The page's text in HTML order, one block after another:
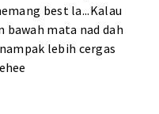
best la...Kalau
bawah mata nad dah
lebih cergas